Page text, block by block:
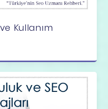
Kullanım